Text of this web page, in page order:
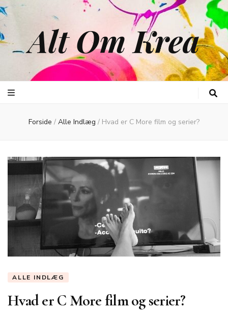
Alt Om Krea
Forside / Alle Indlæg / Hvad er C More film og serier?
ALLE INDLÆG
Hvad er C More film og serier?